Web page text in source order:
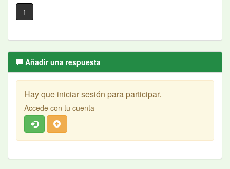
1
Añadir una respuesta
Hay que iniciar sesión para participar.
Accede con tu cuenta